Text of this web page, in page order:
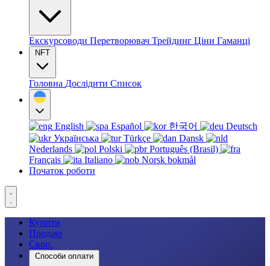
Екскурсоводи Перетворювач Трейдинг Ціни Гаманці
NFT
Головна Дослідити Список
English Español 한국어
Deutsch
Українська
Türkçe
Dansk
Nederlands
Polski
Português (Brasil)
Français
Italiano
Norsk bokmål
Початок роботи
Купити
Продаю
Своп.
Способи оплати